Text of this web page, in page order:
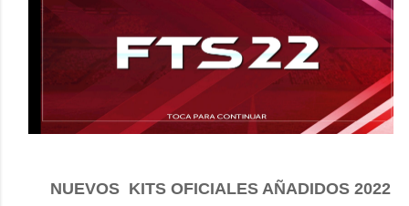
NUEVOS KITS OFICIALES AÑADIDOS 2022